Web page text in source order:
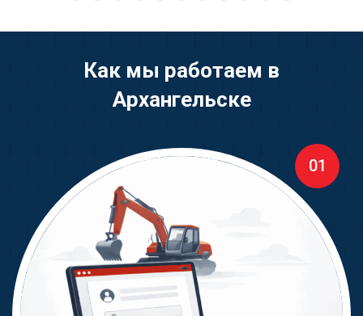
Как мы работаем в
Архангельске
01